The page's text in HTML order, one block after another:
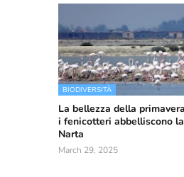
BIODIVERSITÀ
La bellezza della
i fenicotteri abbelliscono
Narta
March 29, 2025